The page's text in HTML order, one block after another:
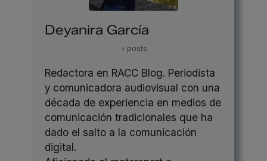
Deyanira García
+ posts
Redactora en RACC Blog. Periodista
y comunicadora audiovisual con una
década de experiencia en medios de
comunicación tradicionales que ha
dado el salto a la comunicación
digital.